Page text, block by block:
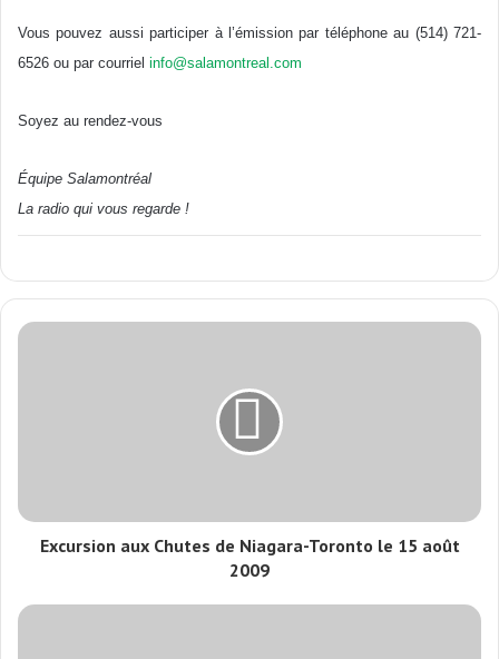
Vous pouvez aussi participer à l’émission par téléphone au (514) 721-
6526 ou par courriel info@salamontreal.com
Soyez au rendez-vous
Équipe Salamontréal
La radio qui vous regarde !
Excursion aux Chutes de Niagara-Toronto‏ le 15 août
2009